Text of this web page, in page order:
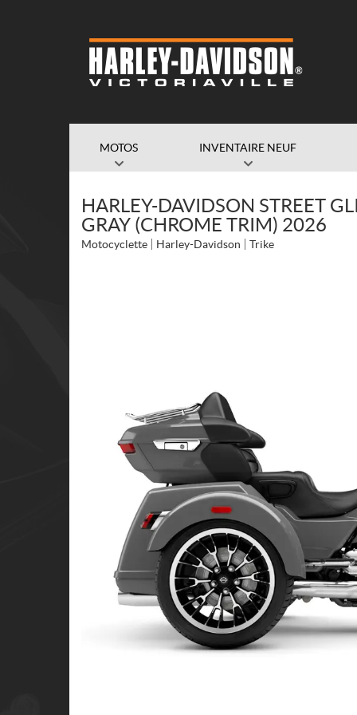
MOTOS INVENTAIRE NEUF
HARLEY-DAVIDSON STREET
GRAY (CHROME TRIM) 2026
Motocyclette Harley-Davidson Trike